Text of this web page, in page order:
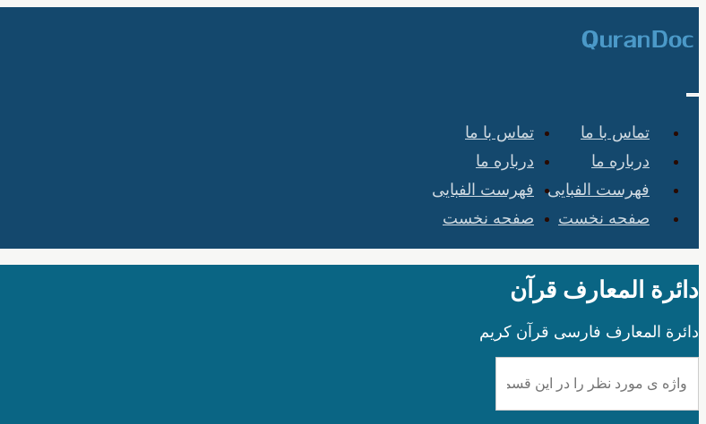
تماس با ما
درباره ما
فهرست الفبایی
صفحه نخست
تماس با ما
درباره ما
فهرست الفبایی
صفحه نخست
دائرة المعارف قرآن
دائرة المعارف فارسی قرآن کریم